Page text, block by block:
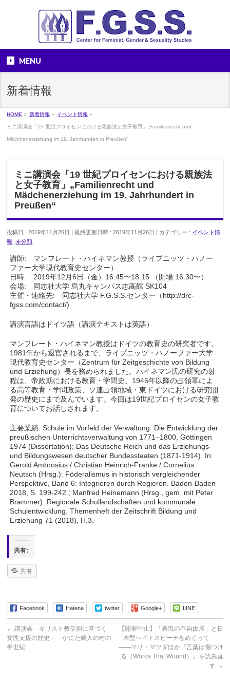
MENU
新着情報
HOME » 新着情報 » イベント情報 »
ミニ講演会「19 世紀プロイセンにおける親族法と女子教育」„Familienrecht und
Mädchenerziehung im 19. Jahrhundert in Preußen“
ミニ講演会「19 世紀プロイセンにおける親族法
と女子教育」„Familienrecht und
Mädchenerziehung im 19. Jahrhundert in
Preußen“
投稿日 : 2019年11月26日 最終更新日時 : 2019年11月26日 カテゴリー : イベント情
報 ,未分類
講師: マンフレート・ハイネマン教授（ライプニッツ・ハノー
ファー大学現代教育史センター）
日時: 2019年12月6日（金）16:45〜18:15 （開場 16:30〜）
会場: 同志社大学 烏丸キャンパス志高館 SK104
主催・連絡先: 同志社大学 F.G.S.S.センター（http://drc-
fgss.com/contact/)
講演言語はドイツ語（講演テキストは英語）
マンフレート・ハイネマン教授はドイツの教育史の研究者です。
1981年から退官されるまで、ライプニッツ・ハノーファー大学
現代教育史センター（Zentrum für Zeitgeschichte von Bildung
und Erziehung）長を務められました。ハイネマン氏の研究の射
程は、帝政期における教育・学問史、1945年以降の占領軍によ
る高等教育・学問政策、ソ連占領地域・東ドイツにおける研究開
発の歴史にまで及んでいます。今回は19世紀プロイセンの女子教
育についてお話しされます。
主要業績: Schule im Vorfeld der Verwaltung. Die Entwicklung der
preußischen Unterrichtsverwaltung von 1771–1800, Göttingen
1974 (Dissertation); Das Deutsche Reich und das Erziehungs-
und Bildungswesen deutscher Bundesstaaten (1871-1914). In:
Gerold Ambrosius / Christian Heinrich-Franke / Cornelius
Neutsch (Hrsg.): Föderalismus in historisch vergleichender
Perspektive, Band 6: Integrieren durch Regieren. Baden-Baden
2018, S. 199-242.; Manfred Heinemann (Hrsg., gem. mit Peter
Brammer): Regionale Schullandschaften und kommunale
Schulentwicklung. Themenheft der Zeitschrift Bildung und
Erziehung 71 (2018), H.3.
共有:
共有
Facebook Hatena twitter Google+ LINE
← 講演会 キリスト教信仰に基づく
女性支援の歴史－－かにた婦人の村の
半世紀
【開催中止】「表現の不自由展」と日
本型ヘイトスピーチをめぐって
――マリ・マツダほか『言葉は傷つけ
る（Words That Wound）』を読み直
す →